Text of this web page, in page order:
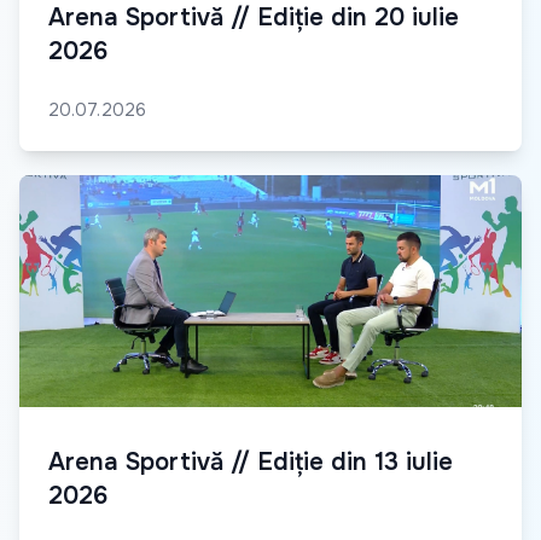
Arena Sportivă // Ediție din 20 iulie
2026
20.07.2026
Arena Sportivă // Ediție din 13 iulie
2026